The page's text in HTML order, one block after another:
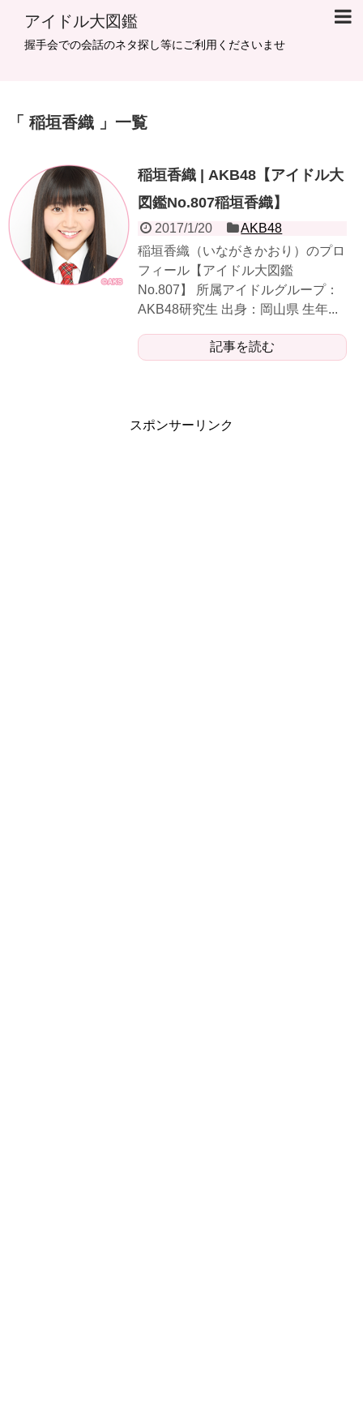
アイドル大図鑑
握手会での会話のネタ探し等にご利用くださいませ
稲垣香織 一覧
稲垣香織 | AKB48【アイドル大
図鑑No.807稲垣香織】
2017/1/20
AKB48
稲垣香織（いながきかおり）のプロ
フィール【アイドル大図鑑
No.807】 所属アイドルグループ：
AKB48研究生 出身：岡山県 生年...
記事を読む
スポンサーリンク